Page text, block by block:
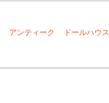
アンティーク ドールハウス